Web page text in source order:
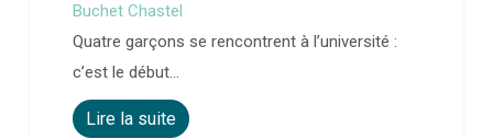
Buchet Chastel
Quatre garçons se rencontrent à l’université :
c’est le début…
Lire la suite